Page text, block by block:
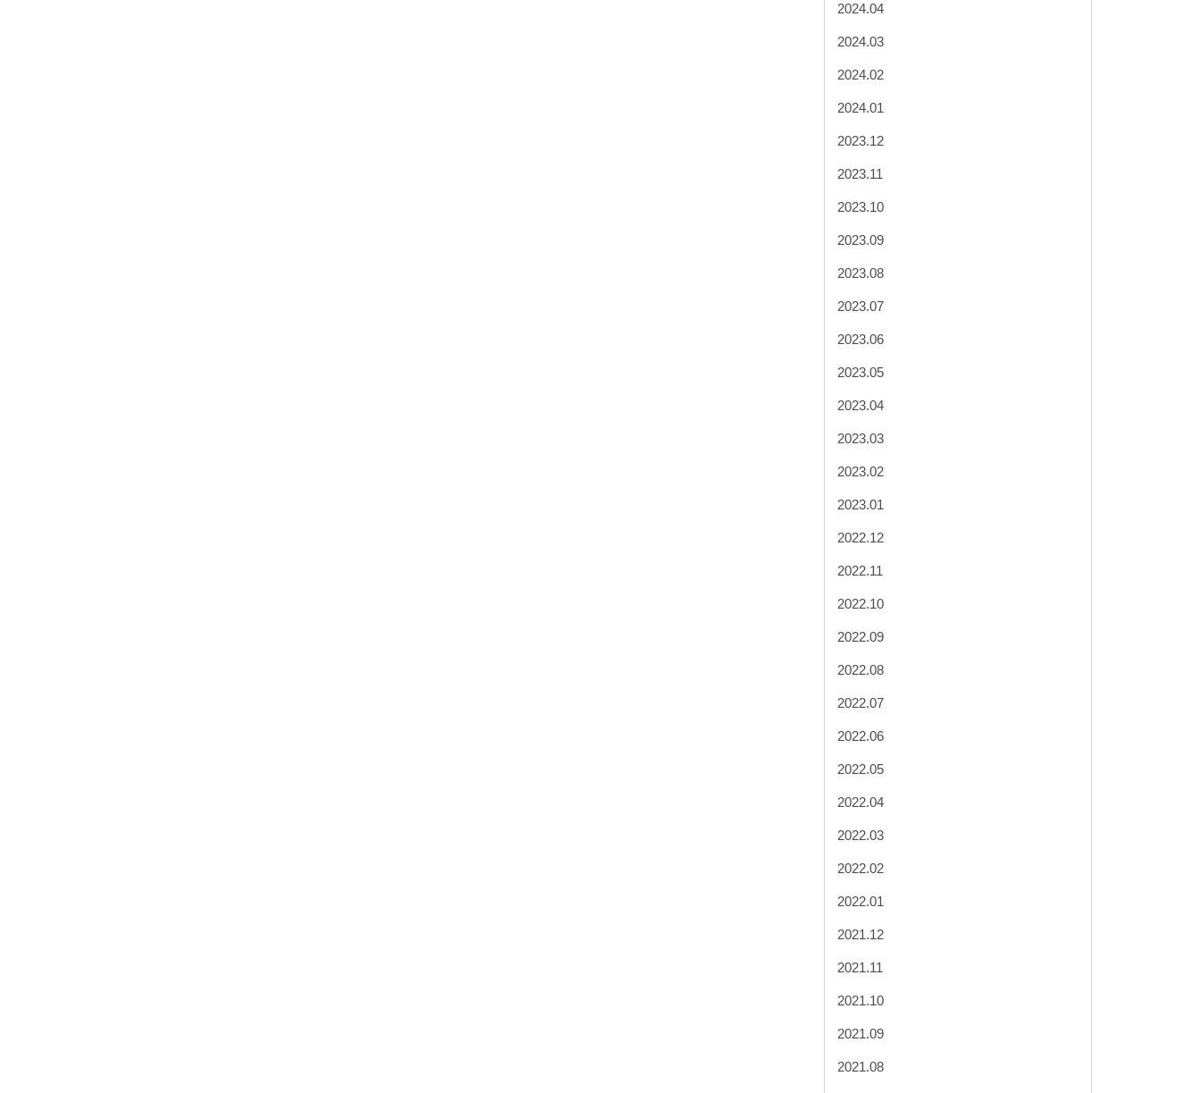
2024.04
2024.03
2024.02
2024.01
2023.12
2023.11
2023.10
2023.09
2023.08
2023.07
2023.06
2023.05
2023.04
2023.03
2023.02
2023.01
2022.12
2022.11
2022.10
2022.09
2022.08
2022.07
2022.06
2022.05
2022.04
2022.03
2022.02
2022.01
2021.12
2021.11
2021.10
2021.09
2021.08